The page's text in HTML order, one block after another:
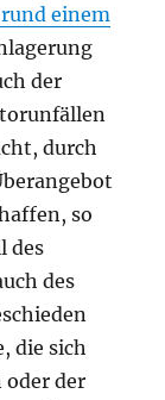
einem
der
durch
so
des
des
die sich
oder der